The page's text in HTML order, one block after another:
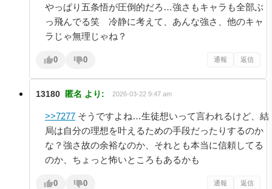
やっぱり五条悟が圧倒的だろ…強さもキャラも全部ぶ
っ飛んでる笑 冷静に考えて、あんな強さ、他のキャ
ラじゃ無理じゃね？
0 0 通報 返信
13180 匿名 より: 2026-03-22 9:47 am
>>7277 そうですよね…生徒想いって言われるけど、結
局は自分の理想を叶えるための手段だったりするのか
な？強さ故の余裕なのか、それとも本当に信頼してる
のか、ちょっと怖いところもあるかも
0 0 通報 返信